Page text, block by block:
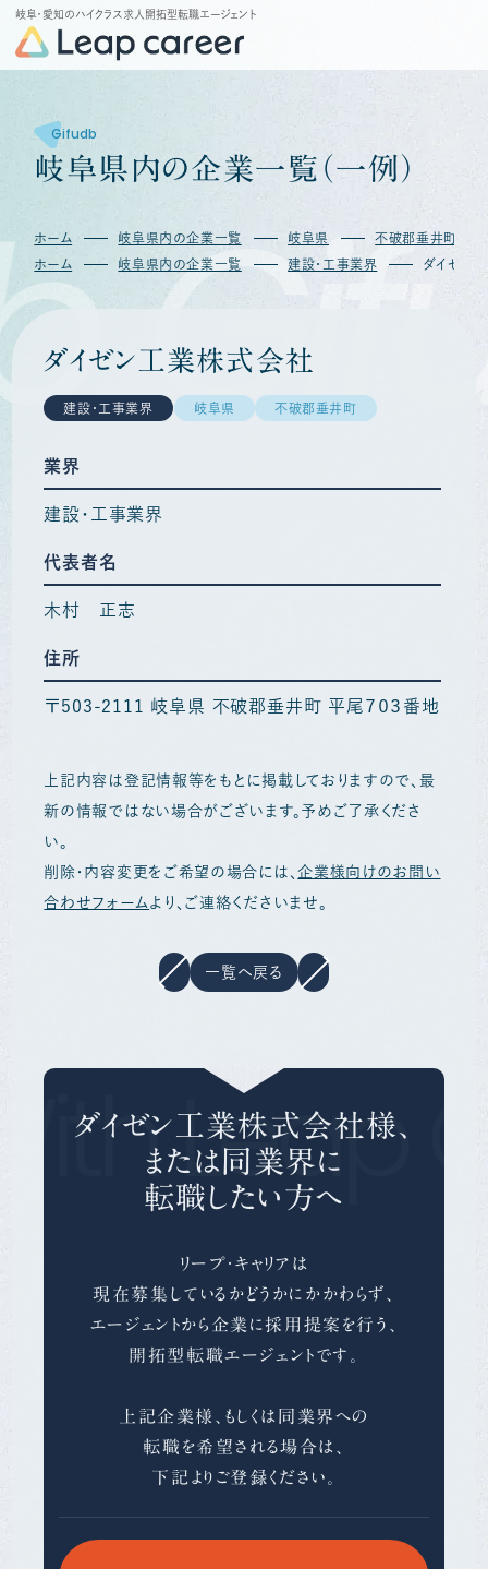
岐阜・愛知のハイクラス求人開拓型転職エージェント
Gifudb
岐阜県 内の企業一覧 （ 一例 ）
ホーム 岐阜県内の企業一覧 岐阜県
不破郡垂井町
ホーム
岐阜県内の企業一覧 建設・工事業界 ダイゼン
ダイゼン工業株式会社
建設・工事業界 岐阜県 不破郡垂井町
業界
建設・工事業界
代表者名
木村 正志
住所
〒503-2111 岐阜県 不破郡垂井町 平尾７０３番地
上記内容は登記情報等をもとに掲載しておりますので、最
新の情報ではない場合がございます。予めご了承くださ
い。
削除・内容変更をご希望の場合には、企業様向けのお問い
合わせフォーム より、ご連絡くださいませ。
一覧へ戻る
Leap
ダイゼン工業株式会社様、
または同業界に
転職したい方へ
リープ・キャリアは
現在募集しているかどうかにかかわらず、
エージェントから企業に採用提案を行う、
開拓型転職エージェントです。
上記企業様、もしくは同業界への
転職を希望される場合は、
下記よりご登録ください。